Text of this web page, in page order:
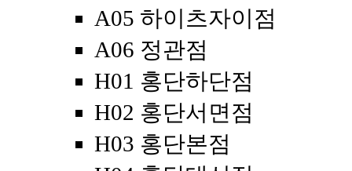
A05 하이츠자이점
A06 정관점
H01 홍단하단점
H02 홍단서면점
H03 홍단본점